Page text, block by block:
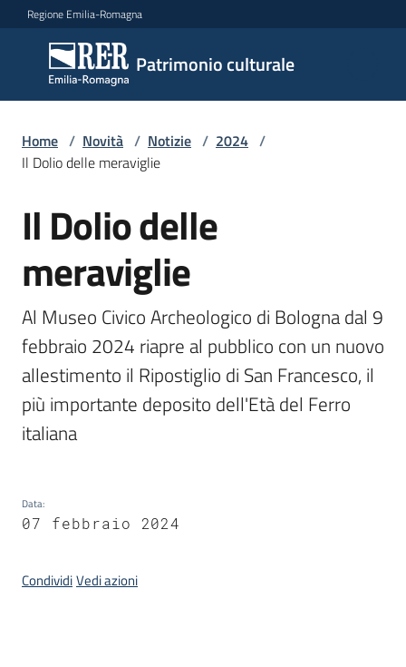
Vai al contenuto
Vai alla navigazione
Vai al footer
Regione Emilia-Romagna
Patrimonio culturale
Patrimonio
culturale
Argomenti
Novità
Servizi
Leggi
Atti
Bandi
Piani
Home / Novità / Notizie / 2024 /
Il Dolio delle meraviglie
Salta al contenuto
Il Dolio delle
meraviglie
Al Museo Civico Archeologico di Bologna dal 9
febbraio 2024 riapre al pubblico con un nuovo
allestimento il Ripostiglio di San Francesco, il
più importante deposito dell'Età del Ferro
italiana
Data:
07 febbraio 2024
CondividiVedi azioni